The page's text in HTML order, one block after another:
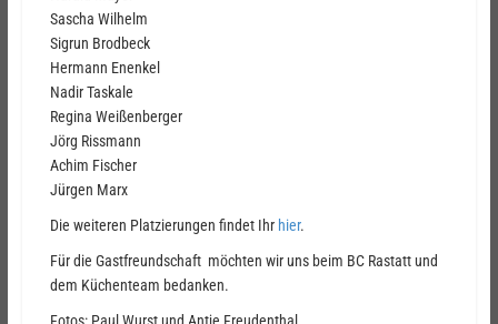
Sascha Wilhelm
Sigrun Brodbeck
Hermann Enenkel
Nadir Taskale
Regina Weißenberger
Jörg Rissmann
Achim Fischer
Jürgen Marx
Die weiteren Platzierungen findet Ihr hier.
Für die Gastfreundschaft möchten wir uns beim BC Rastatt und
dem Küchenteam bedanken.